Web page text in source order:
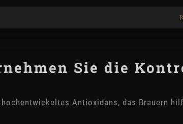
Sie die
Antioxidans, das Brauern